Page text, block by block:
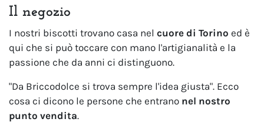
Il negozio
I nostri biscotti trovano casa nel cuore di Torino ed è
qui che si può toccare con mano l'artigianalità e la
passione che da anni ci distinguono.
"Da Briccodolce si trova sempre l'idea giusta". Ecco
cosa ci dicono le persone che entrano nel nostro
punto vendita.